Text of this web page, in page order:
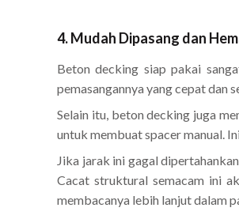
4. Mudah Dipasang dan
Beton decking siap pakai
pemasangannya yang cepat dan
Selain itu, beton decking juga
untuk membuat spacer manual.
Jika jarak ini gagal
Cacat struktural semacam ini
membacanya lebih lanjut dalam